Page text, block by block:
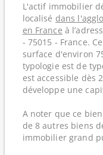
L'actif immobilier
localisé dans
en France à
- 75015 - France.
surface d'environ
typologie est de
est accessible dès
développe une
A noter que ce
de 8 autres biens
immobilier grand